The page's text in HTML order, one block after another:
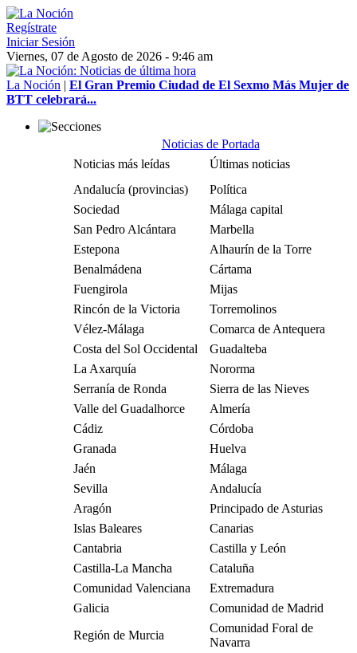
Regístrate
Iniciar Sesión
Viernes, 07 de Agosto de 2026 - 9:46 am
La Noción | El Gran Premio Ciudad de El Sexmo Más Mujer de
BTT celebrará...
Noticias de Portada
Noticias más leídas
Últimas noticias
Andalucía (provincias)
Política
Sociedad
Málaga capital
San Pedro Alcántara
Marbella
Estepona
Alhaurín de la Torre
Benalmádena
Cártama
Fuengirola
Mijas
Rincón de la Victoria
Torremolinos
Vélez-Málaga
Comarca de Antequera
Costa del Sol Occidental
Guadalteba
La Axarquía
Nororma
Serranía de Ronda
Sierra de las Nieves
Valle del Guadalhorce
Almería
Cádiz
Córdoba
Granada
Huelva
Jaén
Málaga
Sevilla
Andalucía
Aragón
Principado de Asturias
Islas Baleares
Canarias
Cantabria
Castilla y León
Castilla-La Mancha
Cataluña
Comunidad Valenciana
Extremadura
Galicia
Comunidad de Madrid
Región de Murcia
Comunidad Foral de
Navarra